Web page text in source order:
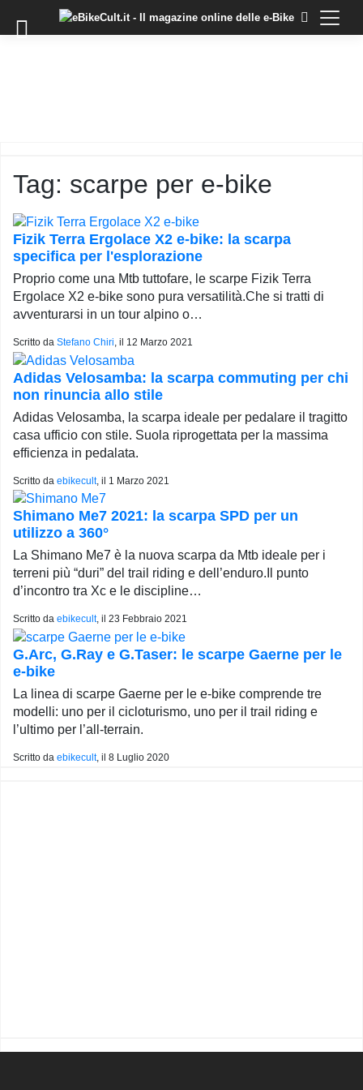
×
TUTORIAL
STAFF
DI
EBIKECULT
CONTATTI
PRIVACY
POLICY
Tag: scarpe per e-bike
Fizik Terra Ergolace X2 e-bike: la scarpa
specifica per l'esplorazione
Proprio come una Mtb tuttofare, le scarpe Fizik Terra
Ergolace X2 e-bike sono pura versatilità.Che si tratti di
avventurarsi in un tour alpino o…
Scritto da Stefano Chiri , il 12 Marzo 2021
Adidas Velosamba: la scarpa commuting per chi
non rinuncia allo stile
Adidas Velosamba, la scarpa ideale per pedalare il tragitto
casa ufficio con stile. Suola riprogettata per la massima
efficienza in pedalata.
Scritto da ebikecult, il 1 Marzo 2021
Shimano Me7 2021: la scarpa SPD per un
utilizzo a 360°
La Shimano Me7 è la nuova scarpa da Mtb ideale per i
terreni più “duri” del trail riding e dell’enduro.Il punto
d’incontro tra Xc e le discipline…
Scritto da ebikecult, il 23 Febbraio 2021
G.Arc, G.Ray e G.Taser: le scarpe Gaerne per le
e-bike
La linea di scarpe Gaerne per le e-bike comprende tre
modelli: uno per il cicloturismo, uno per il trail riding e
l’ultimo per l’all-terrain.
Scritto da ebikecult, il 8 Luglio 2020